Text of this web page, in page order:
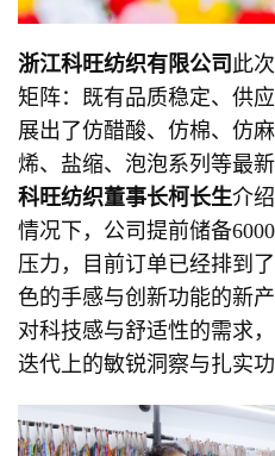
浙江科旺纺织有限公司 此
矩阵：既有品质稳定、供
展出了仿醋酸、仿棉、仿
烯、盐缩、泡泡系列等最
科旺纺织董事长柯长生介
情况下，公司提前储备
压力，目前订单已经排到
色的手感与创新功能的新
对科技感与舒适性的需求
迭代上的敏锐洞察与扎实功